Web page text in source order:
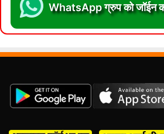
WhatsApp ग्रुप को जॉईन